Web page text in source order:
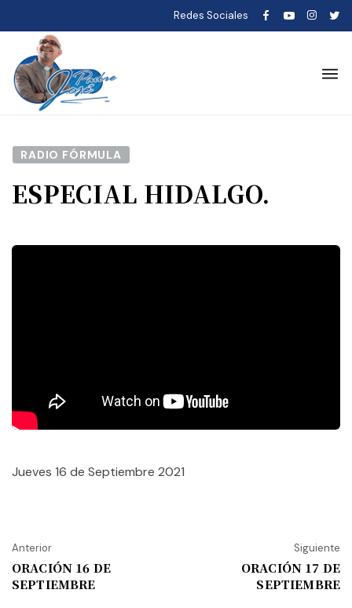
Redes Sociales
RADIO FÓRMULA
ESPECIAL HIDALGO.
Jueves 16 de Septiembre 2021
Anterior
ORACIÓN 16 DE
SEPTIEMBRE
Siguiente
ORACIÓN 17 DE
SEPTIEMBRE